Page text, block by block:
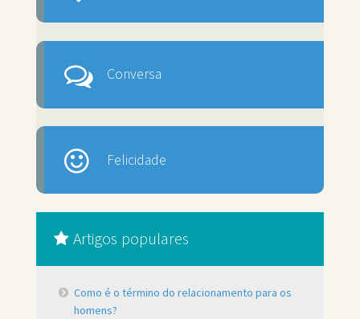
Conversa
Felicidade
Artigos populares
Como é o término do relacionamento para os
homens?